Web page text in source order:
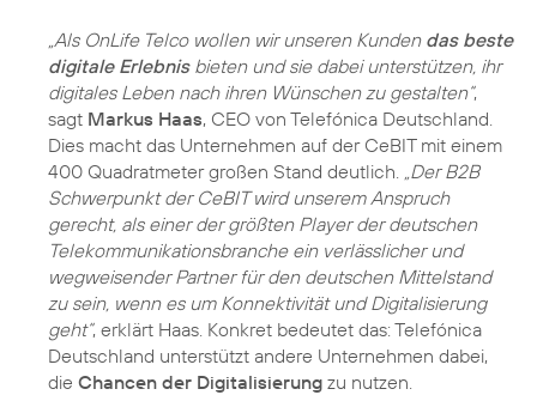
„Als OnLife Telco wollen wir unseren Kunden das beste
digitale Erlebnisbieten und sie dabei unterstützen, ihr
digitales Leben nach ihren Wünschen zu gestalten“,
sagt Markus Haas, CEO von Telefónica Deutschland.
Dies macht das Unternehmen auf der CeBIT mit einem
400 Quadratmeter großen Stand deutlich.
„Der B2B
Schwerpunkt der CeBIT wird unserem Anspruch
gerecht, als einer der größten Player der deutschen
Telekommunikationsbranche ein verlässlicher und
wegweisender Partner für den deutschen Mittelstand
zu sein, wenn es um Konnektivität und Digitalisierung
geht“, erklärt Haas. Konkret bedeutet das: Telefónica
Deutschland unterstützt andere Unternehmen dabei,
die Chancen der Digitalisierung zu nutzen.